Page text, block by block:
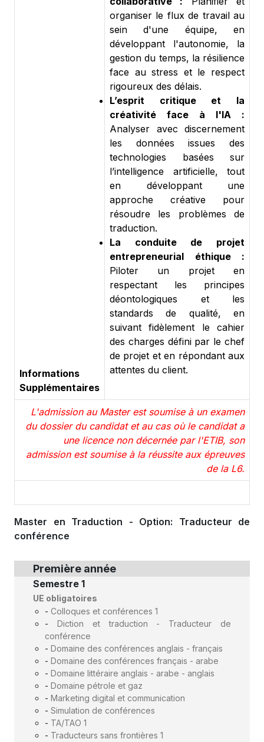
Informations
Supplémentaires
organiser le flux de travail au
sein d'une équipe, en
développant l'autonomie, la
gestion du temps, la résilience
face au stress et le respect
rigoureux des délais.
L’esprit critique et la
créativité face à l'IA :
Analyser avec discernement
les données issues des
technologies basées sur
l’intelligence artificielle, tout
en développant une
approche créative pour
résoudre les problèmes de
traduction.
La conduite de projet
entrepreneurial éthique :
Piloter un projet en
respectant les principes
déontologiques et les
standards de qualité, en
suivant fidèlement le cahier
des charges défini par le chef
de projet et en répondant aux
attentes du client.
L'admission au Master est soumise à un examen
du dossier du candidat et au cas où le candidat a
une licence non décernée par l'ETIB, son
admission est soumise à la réussite aux épreuves
de la L6.
Master en Traduction - Option: Traducteur de
conférence
Première année
Semestre 1
UE obligatoires
- Colloques et conférences 1
- Diction et traduction - Traducteur de
conférence
- Domaine des conférences anglais - français
- Domaine des conférences français - arabe
- Domaine littéraire anglais - arabe - anglais
- Domaine pétrole et gaz
- Marketing digital et communication
- Simulation de conférences
- TA/TAO 1
- Traducteurs sans frontières 1